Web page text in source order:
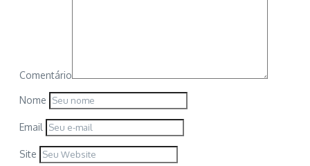
Comentário
Nome
Email
Site